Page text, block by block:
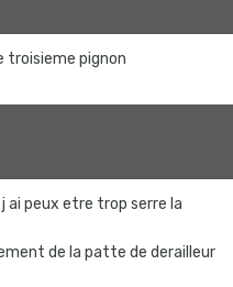
troisieme pignon
ai peux etre trop serre la
de la patte de derailleur